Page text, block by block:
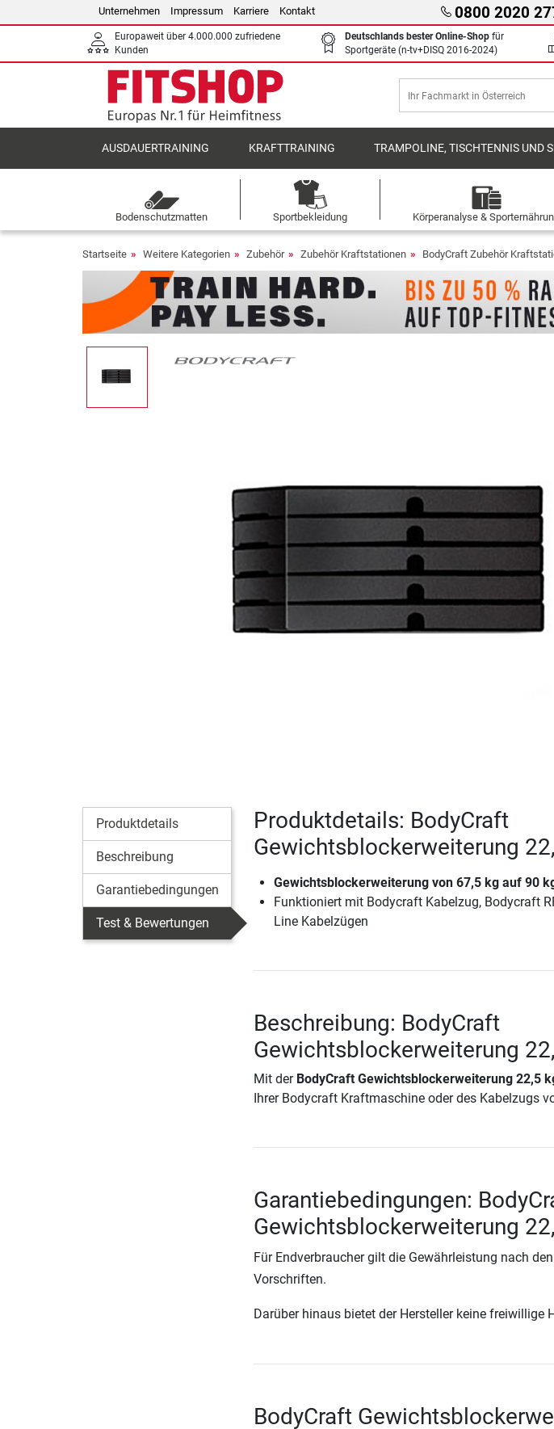
Unternehmen Impressum Karriere Kontakt 0800 2020
Europaweit über 4.000.000 zufriedene
Kunden
Deutschlands bester Online-Shop für
Sportgeräte (n-tv+DISQ 2016-2024)
AUSDAUERTRAINING KRAFTTRAINING TRAMPOLINE, TISCHTENNIS UND
Bodenschutzmatten Sportbekleidung Körperanalyse &
Startseite Weitere Kategorien Zubehör Zubehör Kraftstationen BodyCraft Zubehör
Produktdetails
Beschreibung
Garantiebedingungen
Test & Bewertungen
Produktdetails: BodyCraft
Gewichtsblockerweiterung
Gewichtsblockerweiterung von 67,5 kg auf 90
Funktioniert mit Bodycraft Kabelzug, Bodycraft
Line Kabelzügen
Beschreibung: BodyCraft
Gewichtsblockerweiterung
Mit der BodyCraft Gewichtsblockerweiterung 22,5
Ihrer Bodycraft Kraftmaschine oder des Kabelzugs
Garantiebedingungen:
Gewichtsblockerweiterung
Für Endverbraucher gilt die Gewährleistung nach
Vorschriften.
Darüber hinaus bietet der Hersteller keine freiwillige
BodyCraft